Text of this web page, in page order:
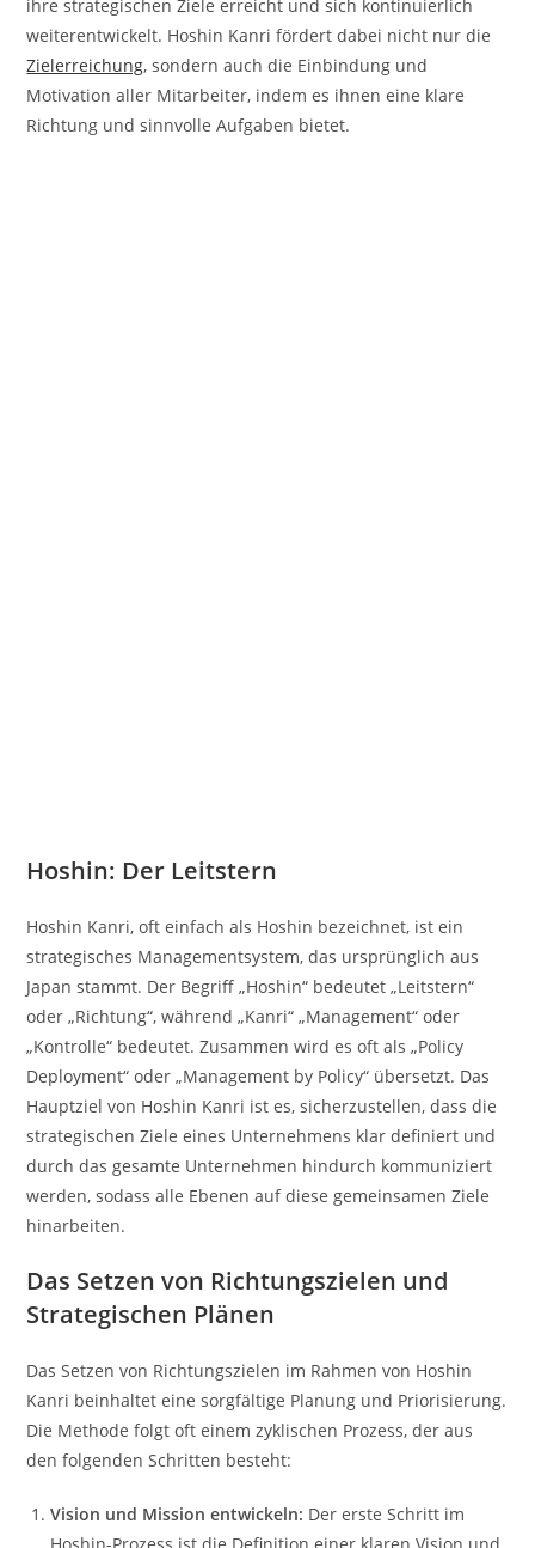
ihre strategischen Ziele erreicht und sich kontinuierlich
weiterentwickelt. Hoshin Kanri fördert dabei nicht nur die
Zielerreichung, sondern auch die Einbindung und
Motivation aller Mitarbeiter, indem es ihnen eine klare
Richtung und sinnvolle Aufgaben bietet.
Hoshin: Der Leitstern
Hoshin Kanri, oft einfach als Hoshin bezeichnet, ist ein
strategisches Managementsystem, das ursprünglich aus
Japan stammt. Der Begriff „Hoshin“ bedeutet „Leitstern“
oder „Richtung“, während „Kanri“ „Management“ oder
„Kontrolle“ bedeutet. Zusammen wird es oft als „Policy
Deployment“ oder „Management by Policy“ übersetzt. Das
Hauptziel von Hoshin Kanri ist es, sicherzustellen, dass die
strategischen Ziele eines Unternehmens klar definiert und
durch das gesamte Unternehmen hindurch kommuniziert
werden, sodass alle Ebenen auf diese gemeinsamen Ziele
hinarbeiten.
Das Setzen von Richtungszielen und
Strategischen Plänen
Das Setzen von Richtungszielen im Rahmen von Hoshin
Kanri beinhaltet eine sorgfältige Planung und Priorisierung.
Die Methode folgt oft einem zyklischen Prozess, der aus
den folgenden Schritten besteht:
Vision und Mission entwickeln: Der erste Schritt im